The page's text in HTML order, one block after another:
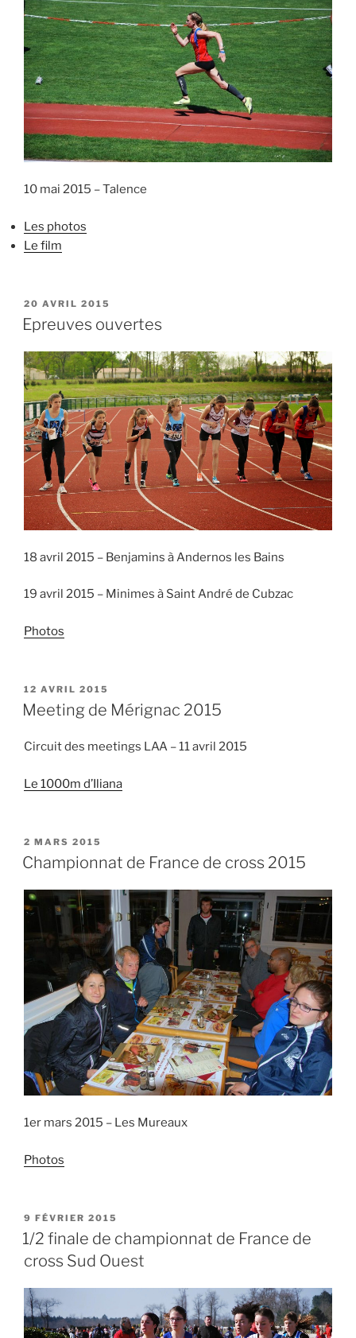
10 mai 2015 – Talence
Les photos
Le film
PUBLIÉ
LE
20 AVRIL 2015
Epreuves ouvertes
18 avril 2015 – Benjamins à Andernos les Bains
19 avril 2015 – Minimes à Saint André de Cubzac
Photos
PUBLIÉ
LE
12 AVRIL 2015
Meeting de Mérignac 2015
Circuit des meetings LAA – 11 avril 2015
Le 1000m d’Iliana
PUBLIÉ
LE
2 MARS 2015
Championnat de France de cross 2015
1er mars 2015 – Les Mureaux
Photos
PUBLIÉ
LE
9 FÉVRIER 2015
1/2 finale de championnat de France de
cross Sud Ouest